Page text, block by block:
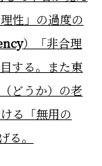
性」の過度の
）「非合理
する。また東
どうか）の老
る「無用の
る。